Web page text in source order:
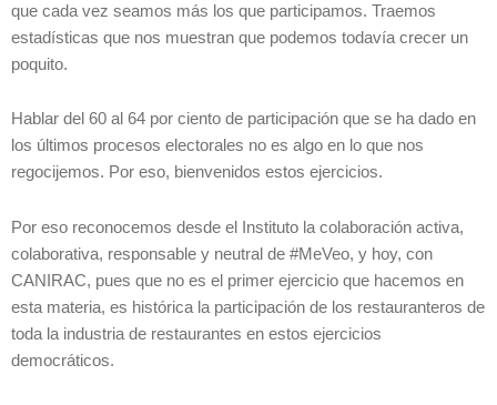
que cada vez seamos más los que participamos. Traemos
estadísticas que nos muestran que podemos todavía crecer un
poquito.
Hablar del 60 al 64 por ciento de participación que se ha dado en
los últimos procesos electorales no es algo en lo que nos
regocijemos. Por eso, bienvenidos estos ejercicios.
Por eso reconocemos desde el Instituto la colaboración activa,
colaborativa, responsable y neutral de #MeVeo, y hoy, con
CANIRAC, pues que no es el primer ejercicio que hacemos en
esta materia, es histórica la participación de los restauranteros de
toda la industria de restaurantes en estos ejercicios
democráticos.